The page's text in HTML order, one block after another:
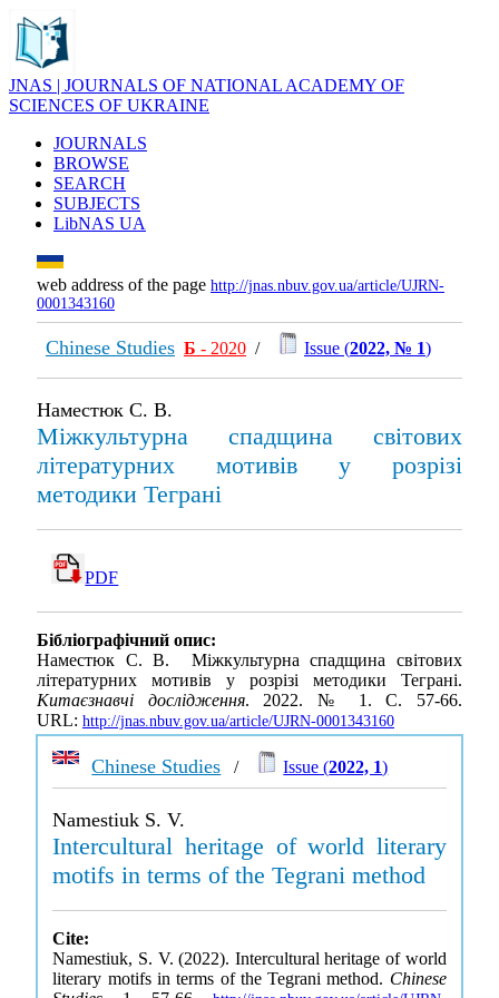
JNAS | JOURNALS OF NATIONAL ACADEMY OF
SCIENCES OF UKRAINE
JOURNALS
BROWSE
SEARCH
SUBJECTS
LibNAS UA
web address of the page http://jnas.nbuv.gov.ua/article/UJRN-
0001343160
Chinese Studies Б - 2020 / Issue (2022, № 1)
Наместюк С. В.
Міжкультурна спадщина світових
літературних мотивів у розрізі
методики Теграні
PDF
Бібліографічний опис:
Наместюк С. В. Міжкультурна спадщина світових
літературних мотивів у розрізі методики Теграні.
Китаєзнавчі дослідження. 2022. № 1. С. 57-66.
URL: http://jnas.nbuv.gov.ua/article/UJRN-0001343160
Chinese Studies / Issue (2022, 1)
Namestiuk S. V.
Intercultural heritage of world literary
motifs in terms of the Tegrani method
Cite:
Namestiuk, S. V. (2022). Intercultural heritage of world
literary motifs in terms of the Tegrani method. Chinese